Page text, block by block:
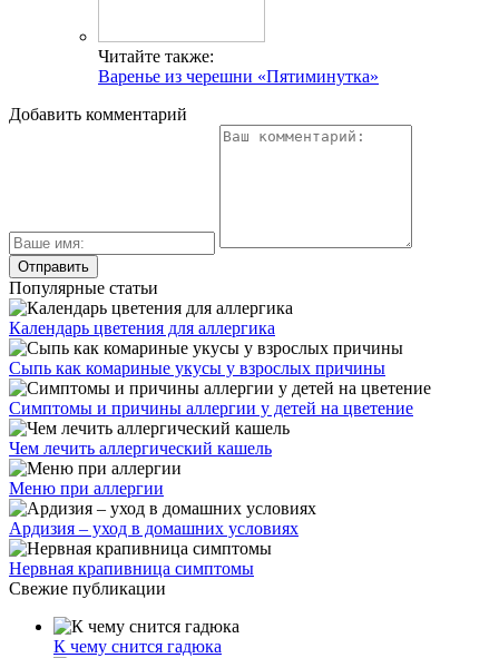
Читайте также:
Варенье из черешни «Пятиминутка»
Добавить комментарий
Популярные статьи
Календарь цветения для аллергика
Сыпь как комариные укусы у взрослых причины
Симптомы и причины аллергии у детей на цветение
Чем лечить аллергический кашель
Меню при аллергии
Ардизия – уход в домашних условиях
Нервная крапивница симптомы
Свежие публикации
К чему снится гадюка